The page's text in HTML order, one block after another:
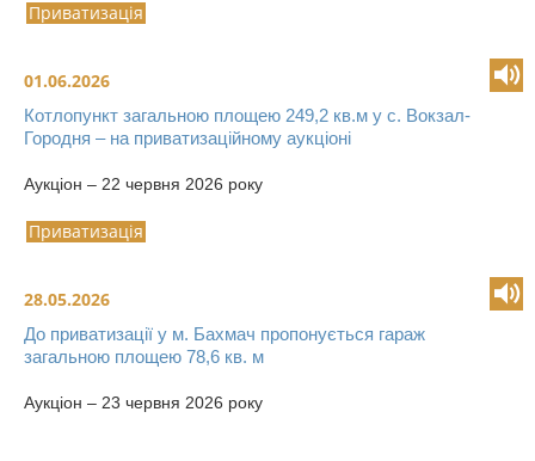
Приватизація
01.06.2026
Котлопункт загальною площею 249,2 кв.м у с. Вокзал-
Городня – на приватизаційному аукціоні
Аукціон – 22 червня 2026 року
Приватизація
28.05.2026
До приватизації у м. Бахмач пропонується гараж
загальною площею 78,6 кв. м
Аукціон – 23 червня 2026 року